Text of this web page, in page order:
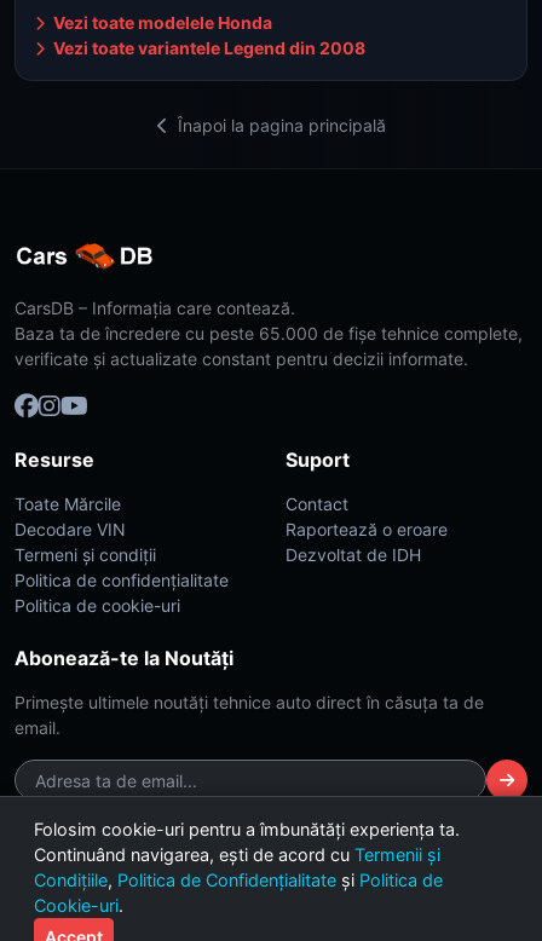
Vezi toate modelele Honda
Vezi toate variantele Legend din 2008
Înapoi la pagina principală
CarsDB – Informația care contează.
Baza ta de încredere cu peste 65.000 de fișe tehnice complete,
verificate și actualizate constant pentru decizii informate.
Resurse
Toate Mărcile
Decodare VIN
Termeni și condiții
Politica de confidențialitate
Politica de cookie-uri
Suport
Contact
Raportează o eroare
Dezvoltat de IDH
Abonează-te la Noutăți
Primește ultimele noutăți tehnice auto direct în căsuța ta de
email.
© 2026 CarsDB. Toate drepturile rezervate. Made with ❤️ for car
enthusiasts.
Versiunea 2.4 (Build Dark-Lime)
Folosim cookie-uri pentru a îmbunătăți experiența ta.
Continuând navigarea, ești de acord cu Termenii și
Condițiile, Politica de Confidențialitate și Politica de
Cookie-uri.
Accept